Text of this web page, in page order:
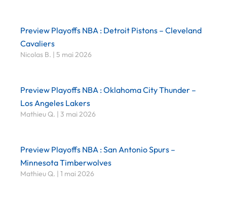
Preview Playoffs NBA : Detroit Pistons – Cleveland
Cavaliers
Nicolas B. 5 mai 2026
Preview Playoffs NBA : Oklahoma City Thunder –
Los Angeles Lakers
Mathieu Q. 3 mai 2026
Preview Playoffs NBA : San Antonio Spurs –
Minnesota Timberwolves
Mathieu Q. 1 mai 2026